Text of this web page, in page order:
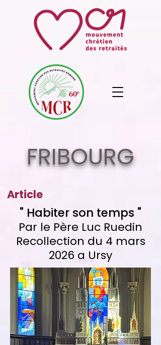
FRIBOURG
Article
" Habiter son temps "
Par le Père Luc Ruedin
Recollection du 4 mars
2026 a Ursy